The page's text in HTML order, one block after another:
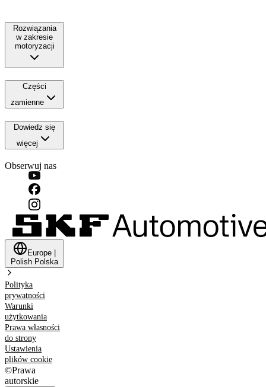
Rozwiązania
w zakresie
motoryzacji
Części
zamienne
Dowiedz się
więcej
Obserwuj nas
Europe
Polish Polska
Polityka
prywatności
Warunki
użytkowania
Prawa własności
do strony
Ustawienia
plików cookie
©Prawa
autorskie